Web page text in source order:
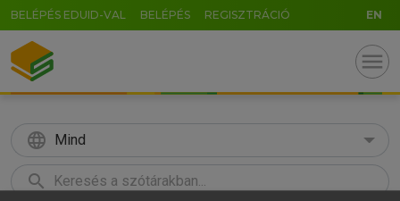
BELÉPÉS EDUID-VAL BELÉPÉS REGISZTRÁCIÓ EN
menu
language Mind
search